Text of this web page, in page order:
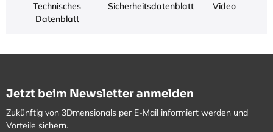
Technisches
Datenblatt
Sicherheitsdatenblatt Video
Jetzt beim Newsletter anmelden
Zukünftig von 3Dmensionals per E-Mail informiert werden und
Vorteile sichern.